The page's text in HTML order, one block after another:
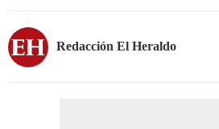
Redacción El Heraldo